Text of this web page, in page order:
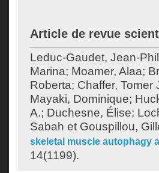
Article de revue
Leduc-Gaudet, Jean-
Marina; Moamer, Alaa;
Roberta; Chaffer, Tomer
Mayaki, Dominique;
A.; Duchesne, Élise;
Sabah et Gouspillou,
skeletal muscle autophagy
14(1199).